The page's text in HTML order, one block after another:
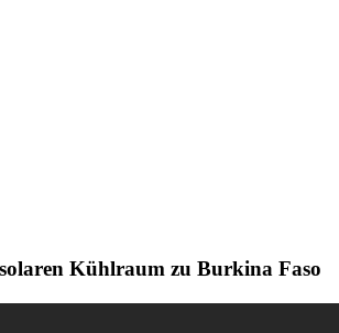
Kühlraum zu Burkina Faso